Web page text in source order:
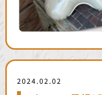
2024.02.02